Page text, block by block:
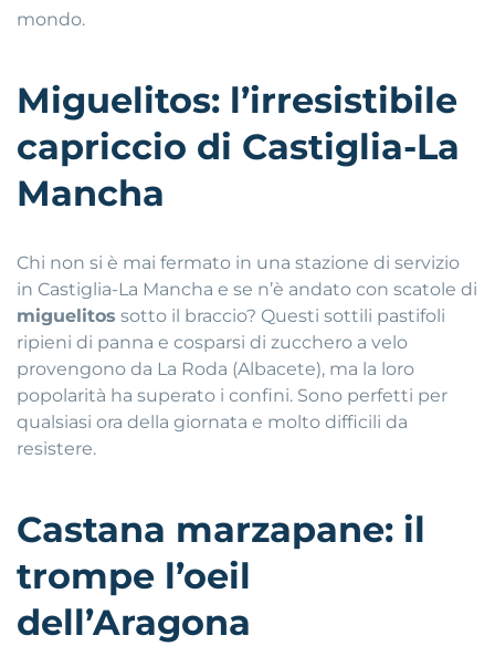
mondo.
Miguelitos: l’irresistibile
capriccio di Castiglia-La
Mancha
Chi non si è mai fermato in una stazione di servizio
in Castiglia-La Mancha e se n’è andato con scatole di
miguelitos sotto il braccio? Questi sottili pastifoli
ripieni di panna e cosparsi di zucchero a velo
provengono da La Roda (Albacete), ma la loro
popolarità ha superato i confini. Sono perfetti per
qualsiasi ora della giornata e molto difficili da
resistere.
Castana marzapane: il
trompe l’oeil
dell’Aragona